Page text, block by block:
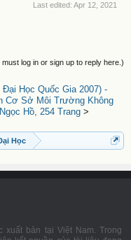
Last edited: Apr 12, 2021
must log in or sign up to reply here.)
Học Quốc Gia 2007) -
Cơ Sở Môi Trường Không
Hồ, 254 Trang>
Học
bản tại Việt Nam. Trong